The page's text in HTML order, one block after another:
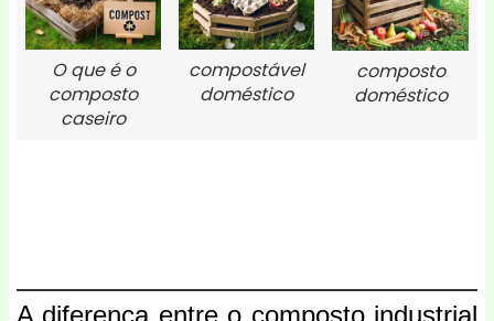
O que é o
composto
caseiro
compostável
doméstico
composto
doméstico